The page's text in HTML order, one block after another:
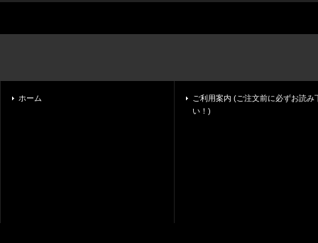
ホーム
ご利用案内 (ご注文前に必ずお読み
い！)